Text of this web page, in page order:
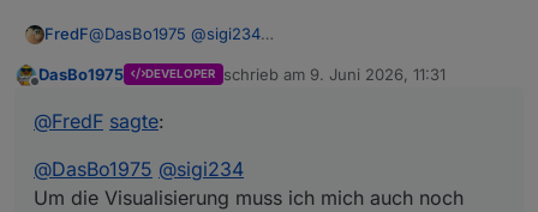
FredF@DasBo1975 @sigi234
kümmern.
DasBo1975 DEVELOPER schrieb am 9. Juni 2026, 11:31
zuletzt editiert von
@FredF sagte:
@DasBo1975 @sigi234
Um die Visualisierung muss ich mich auch noch